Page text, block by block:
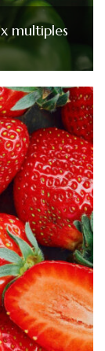
multiples